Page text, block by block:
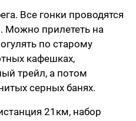
Все гонки проводятся
Можно прилететь на
по старому
кафешках,
трейл, а потом
серных банях.
21км, набор